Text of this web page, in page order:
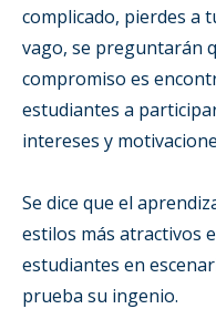
complicado, pierdes a
vago, se preguntarán
compromiso es
estudiantes a
intereses y
Se dice que el
estilos más atractivos
estudiantes en
prueba su ingenio.